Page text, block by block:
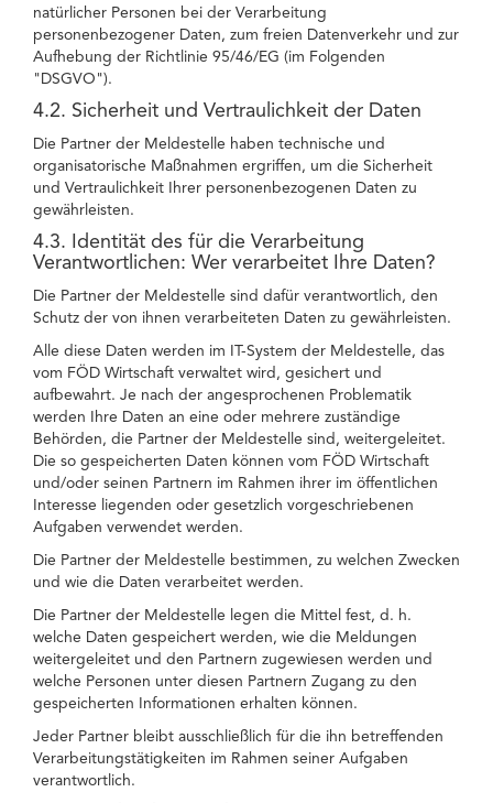
natürlicher Personen bei der Verarbeitung
personenbezogener Daten, zum freien Datenverkehr und zur
Aufhebung der Richtlinie 95/46/EG (im Folgenden
"DSGVO").
4.2. Sicherheit und Vertraulichkeit der Daten
Die Partner der Meldestelle haben technische und
organisatorische Maßnahmen ergriffen, um die Sicherheit
und Vertraulichkeit Ihrer personenbezogenen Daten zu
gewährleisten.
4.3. Identität des für die Verarbeitung
Verantwortlichen: Wer verarbeitet Ihre Daten?
Die Partner der Meldestelle sind dafür verantwortlich, den
Schutz der von ihnen verarbeiteten Daten zu gewährleisten.
Alle diese Daten werden im IT-System der Meldestelle, das
vom FÖD Wirtschaft verwaltet wird, gesichert und
aufbewahrt. Je nach der angesprochenen Problematik
werden Ihre Daten an eine oder mehrere zuständige
Behörden, die Partner der Meldestelle sind, weitergeleitet.
Die so gespeicherten Daten können vom FÖD Wirtschaft
und/oder seinen Partnern im Rahmen ihrer im öffentlichen
Interesse liegenden oder gesetzlich vorgeschriebenen
Aufgaben verwendet werden.
Die Partner der Meldestelle bestimmen, zu welchen Zwecken
und wie die Daten verarbeitet werden.
Die Partner der Meldestelle legen die Mittel fest, d. h.
welche Daten gespeichert werden, wie die Meldungen
weitergeleitet und den Partnern zugewiesen werden und
welche Personen unter diesen Partnern Zugang zu den
gespeicherten Informationen erhalten können.
Jeder Partner bleibt ausschließlich für die ihn betreffenden
Verarbeitungstätigkeiten im Rahmen seiner Aufgaben
verantwortlich.